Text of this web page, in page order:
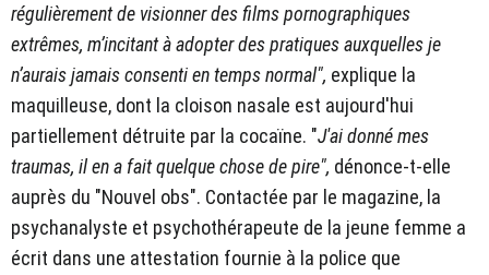
régulièrement de visionner des films pornographiques
extrêmes, m’incitant à adopter des pratiques auxquelles je
n’aurais jamais consenti en temps normal", explique la
maquilleuse, dont la cloison nasale est aujourd'hui
partiellement détruite par la cocaïne. "J'ai donné mes
traumas, il en a fait quelque chose de pire", dénonce-t-elle
auprès du "Nouvel obs". Contactée par le magazine, la
psychanalyste et psychothérapeute de la jeune femme a
écrit dans une attestation fournie à la police que